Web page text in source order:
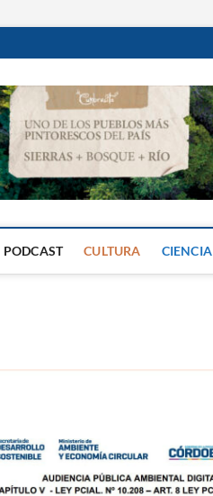
Digital
DEL VALLE DE CALAMUCHITA
PODCAST CULTURA CIENCIA